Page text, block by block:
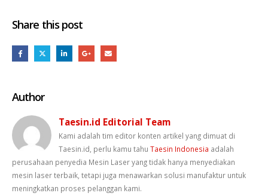
Share this post
Author
Taesin.id Editorial Team
Kami adalah tim editor konten artikel yang dimuat di
Taesin.id, perlu kamu tahu Taesin Indonesia adalah
perusahaan penyedia Mesin Laser yang tidak hanya menyediakan
mesin laser terbaik, tetapi juga menawarkan solusi manufaktur untuk
meningkatkan proses pelanggan kami.